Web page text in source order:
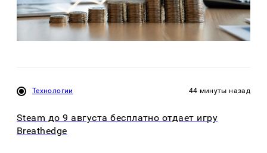
Технологии 44 минуты назад
Steam до 9 августа бесплатно отдает игру
Breathedge